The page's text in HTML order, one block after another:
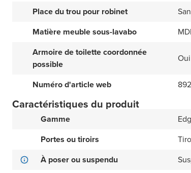
Place du trou pour robinet
Matière meuble sous-lavabo
Armoire de toilette coordonnée
possible
Oui
Numéro d'article web
Caractéristiques du produit
Gamme
Portes ou tiroirs
À poser ou suspendu